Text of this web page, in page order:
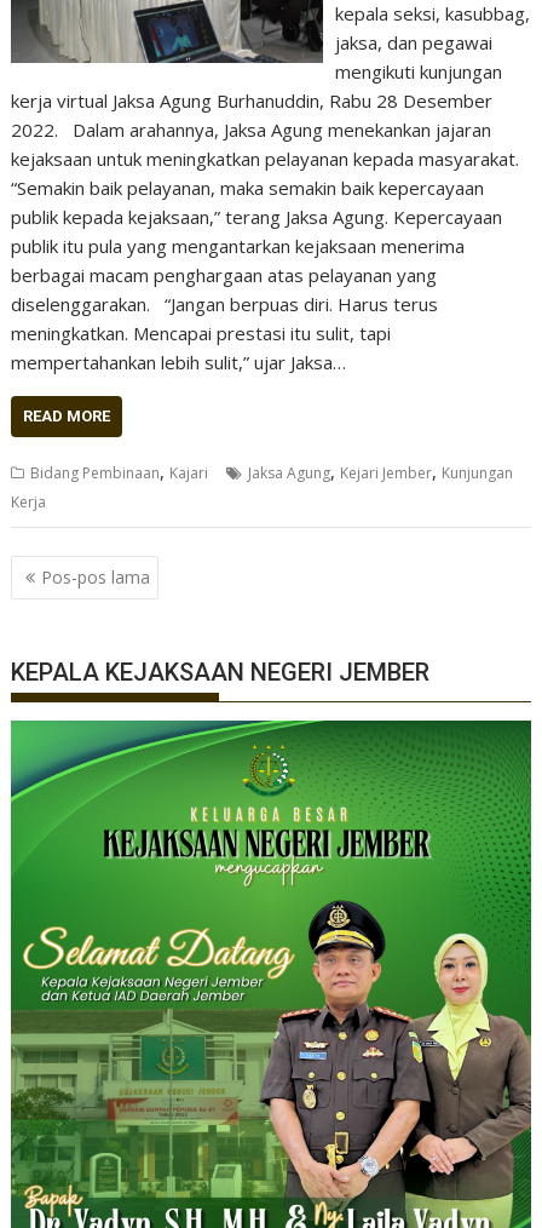
kepala seksi, kasubbag,
jaksa, dan pegawai
mengikuti kunjungan
kerja virtual Jaksa Agung Burhanuddin, Rabu 28 Desember
2022. Dalam arahannya, Jaksa Agung menekankan jajaran
kejaksaan untuk meningkatkan pelayanan kepada masyarakat.
“Semakin baik pelayanan, maka semakin baik kepercayaan
publik kepada kejaksaan,” terang Jaksa Agung. Kepercayaan
publik itu pula yang mengantarkan kejaksaan menerima
berbagai macam penghargaan atas pelayanan yang
diselenggarakan. “Jangan berpuas diri. Harus terus
meningkatkan. Mencapai prestasi itu sulit, tapi
mempertahankan lebih sulit,” ujar Jaksa…
READ MORE
Bidang Pembinaan, Kajari Jaksa Agung, Kejari Jember, Kunjungan
Kerja
Navigasi
pos
Pos-pos lama
KEPALA KEJAKSAAN NEGERI JEMBER